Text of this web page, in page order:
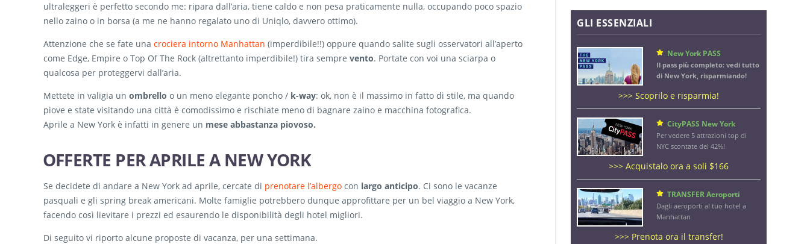
ultraleggeri è perfetto secondo me: ripara dall’aria, tiene caldo e non pesa praticamente nulla, occupando poco spazio
nello zaino o in borsa (a me ne hanno regalato uno di Uniqlo, davvero ottimo).
Attenzione che se fate una crociera intorno Manhattan (imperdibile!!) oppure quando salite sugli osservatori all’aperto
come Edge, Empire o Top Of The Rock (altrettanto imperdibile!) tira sempre vento. Portate con voi una sciarpa o
qualcosa per proteggervi dall’aria.
Mettete in valigia un ombrello o un meno elegante poncho / k-way: ok, non è il massimo in fatto di stile, ma quando
piove e state visitando una città è comodissimo e rischiate meno di bagnare zaino e macchina fotografica.
Aprile a New York è infatti in genere un mese abbastanza piovoso.
OFFERTE PER APRILE A NEW YORK
Se decidete di andare a New York ad aprile, cercate di prenotare l’albergo con largo anticipo. Ci sono le vacanze
pasquali e gli spring break americani. Molte famiglie potrebbero dunque approfittare per un bel viaggio a New York,
facendo così lievitare i prezzi ed esaurendo le disponibilità degli hotel migliori.
Di seguito vi riporto alcune proposte di vacanza, per una settimana.
GLI ESSENZIALI
New York PASS
Il pass più completo: vedi tutto
di New York, risparmiando!
>>> Scoprilo e risparmia!
CityPASS New York
Per vedere 5 attrazioni top di
NYC scontate del 42%!
>>> Acquistalo ora a soli $166
TRANSFER Aeroporti
Dagli aeroporti al tuo hotel a
Manhattan
>>> Prenota ora il transfer!